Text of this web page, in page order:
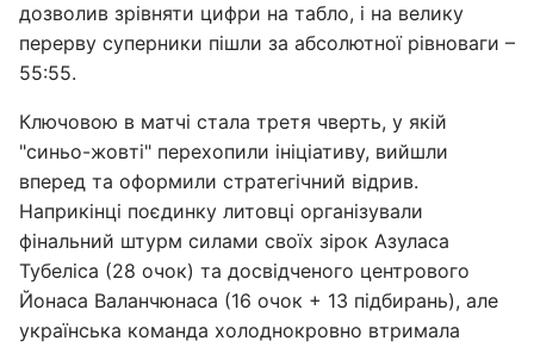
дозволив зрівняти цифри на табло, і на велику
перерву суперники пішли за абсолютної рівноваги –
55:55.
Ключовою в матчі стала третя чверть, у якій
"синьо-жовті" перехопили ініціативу, вийшли
вперед та оформили стратегічний відрив.
Наприкінці поєдинку литовці організували
фінальний штурм силами своїх зірок Азуласа
Тубеліса (28 очок) та досвідченого центрового
Йонаса Валанчюнаса (16 очок + 13 підбирань), але
українська команда холоднокровно втримала